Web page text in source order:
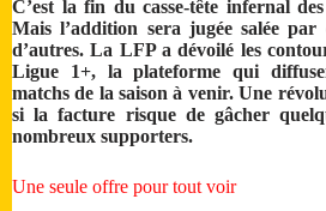
C’est la fin du casse-tête infernal
Mais l’addition sera jugée salée par
d’autres. La LFP a dévoilé les
Ligue 1+, la plateforme qui
matchs de la saison à venir. Une
si la facture risque de gâcher
nombreux supporters.
Une seule offre pour tout voir